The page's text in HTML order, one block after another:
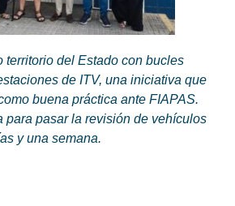
territorio del Estado con bucles
de ITV, una iniciativa que
buena práctica ante FIAPAS.
para pasar la revisión de vehículos
y una semana.